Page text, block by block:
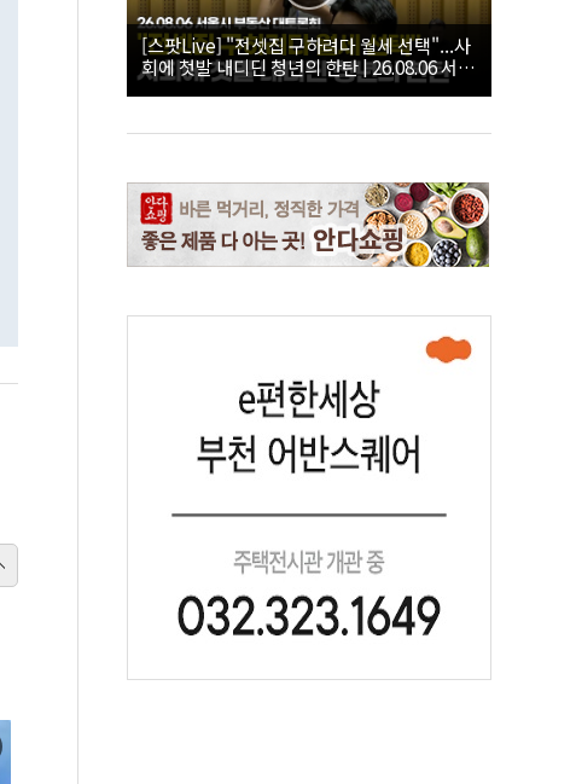
[스팟Live] "전셋집 구하려다 월세 선택"...사
회에 첫발 내디딘 청년의 한탄 | 26.08.06 서울
시 부동산 대토론회